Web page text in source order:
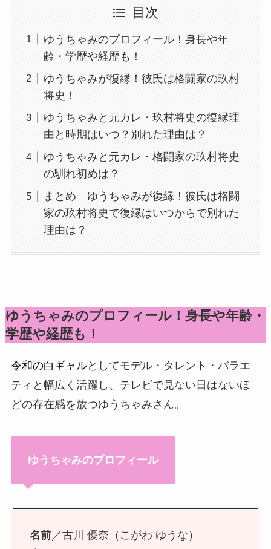
目次
ゆうちゃみのプロフィール！身長や年
齢・学歴や経歴も！
ゆうちゃみが復縁！彼氏は格闘家の玖村
将史！
ゆうちゃみと元カレ・玖村将史の復縁理
由と時期はいつ？別れた理由は？
ゆうちゃみと元カレ・格闘家の玖村将史
の馴れ初めは？
まとめ ゆうちゃみが復縁！彼氏は格闘
家の玖村将史で復縁はいつからで別れた
理由は？
ゆうちゃみのプロフィール！身長や年齢・
学歴や経歴も！
令和の白ギャルとしてモデル・タレント・バラエ
ティと幅広く活躍し、テレビで見ない日はないほ
どの存在感を放つゆうちゃみさん。
ゆうちゃみのプロフィール
名前／古川 優奈（こがわ ゆうな）